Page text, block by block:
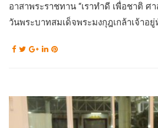
อาสาพระราชทาน “เราทำดี เพื่อชาติ ศ
วันพระบาทสมเด็จพระมงกุฎเกล้าเจ้าอยู่